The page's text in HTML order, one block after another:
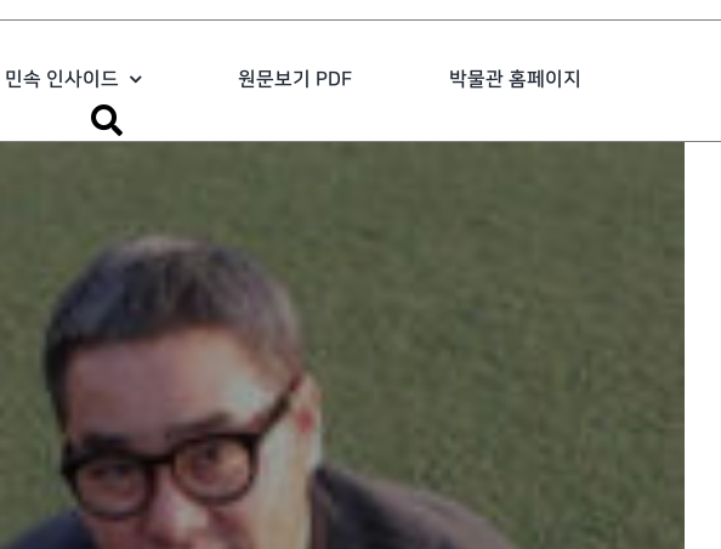
민속 인사이드 원문보기 PDF 박물관 홈페이지